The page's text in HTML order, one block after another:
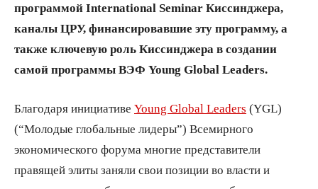
программой International Seminar Киссинджера,
каналы ЦРУ, финансировавшие эту программу, а
также ключевую роль Киссинджера в создании
самой программы ВЭФ Young Global Leaders.
Благодаря инициативе Young Global Leaders (YGL)
(“Молодые глобальные лидеры”) Всемирного
экономического форума многие представители
правящей элиты заняли свои позиции во власти и